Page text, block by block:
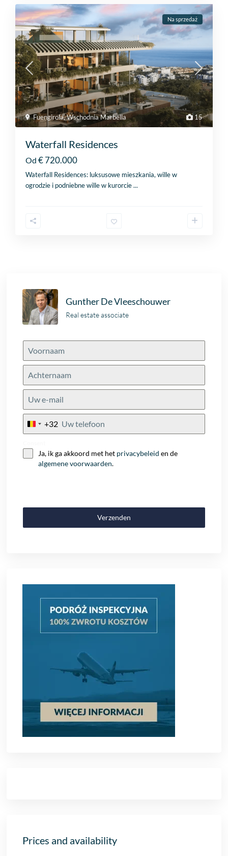
15
Fuengirola,Wschodnia Marbella
Na sprzedaż
Waterfall Residences
Od € 720.000
Waterfall Residences: luksusowe mieszkania, wille w
ogrodzie i podniebne wille w kurorcie...
Gunther De Vleeschouwer
Real estate associate
Belgium
+32
Ja, ik ga akkoord met het privacybeleid en de
algemene voorwaarden.
Verzenden
Prices and availability